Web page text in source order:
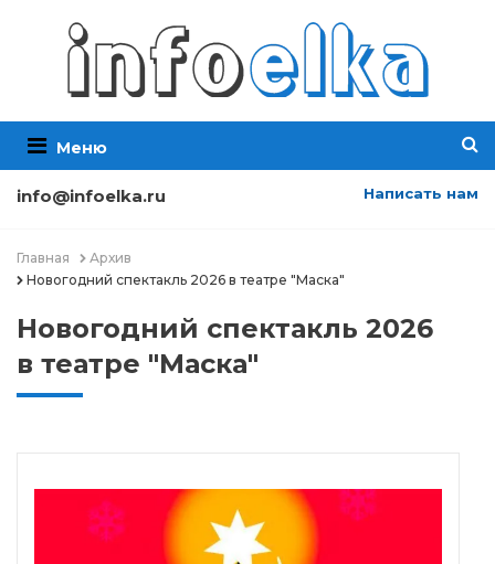
Меню
info@infoelka.ru Написать нам
Главная
Архив
Новогодний спектакль 2026 в театре "Маска"
Новогодний спектакль 2026
в театре "Маска"